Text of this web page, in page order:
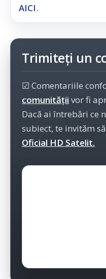
AICI.
Trimiteți un
☑ Comentariile
comunității vor fi
Dacă ai întrebări ce
subiect, te invităm
Oficial HD Satelit.